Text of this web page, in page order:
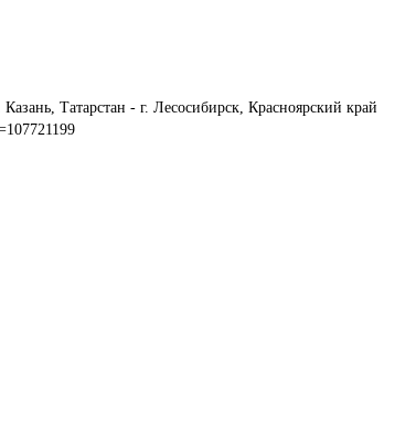
Казань, Татарстан - г. Лесосибирск, Красноярский край